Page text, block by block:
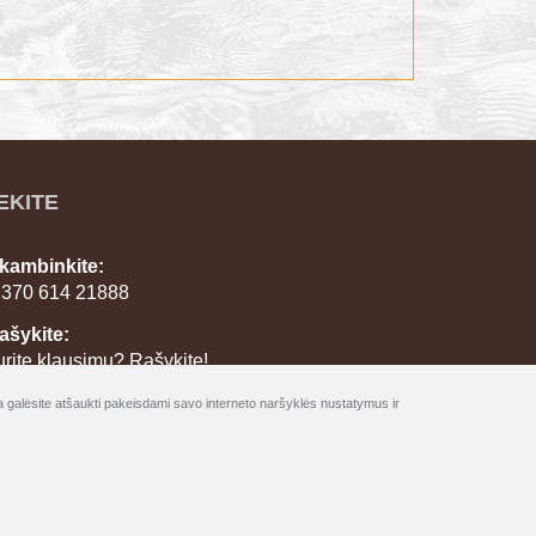
614 21888
klausimų? Rašykite!
galėsite atšaukti pakeisdami savo interneto naršyklės nustatymus ir